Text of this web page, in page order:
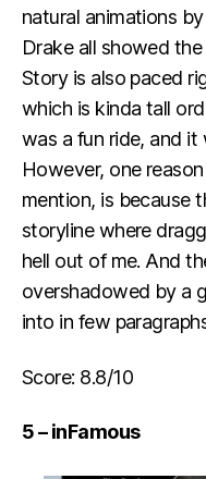
natural animations
Drake all showed
Story is also paced
which is kinda tall
was a fun ride, and it
However, one
mention, is because
storyline where
hell out of me. And
overshadowed by a
into in few
Score: 8.8/10
5 – inFamous